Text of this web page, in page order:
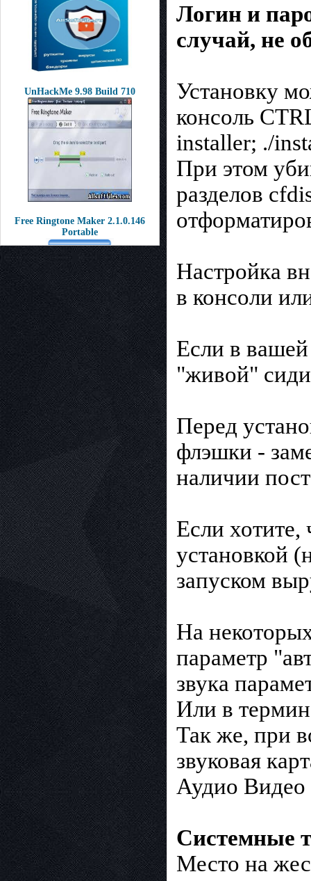
UnHackMe 9.98 Build 710
Free Ringtone Maker 2.1.0.146
Portable
Логин и
случай, не
Установку
консоль
installer; ./
При этом
разделов
Настройка
в консоли
Если в вашей
"живой" сиди
Перед
флэшки -
наличии
Если
установкой
запуском
На
параметр
звука
Или в
Так же, при
звуковая
Аудио Видео
Системные
Место на